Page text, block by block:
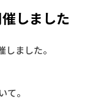
しました
しました。
て。